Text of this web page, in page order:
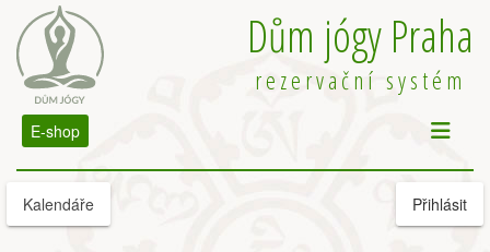
Dům jógy Praha
rezervační systém
E-shop
Kalendáře Přihlásit